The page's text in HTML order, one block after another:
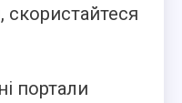
скористайтеся
портали